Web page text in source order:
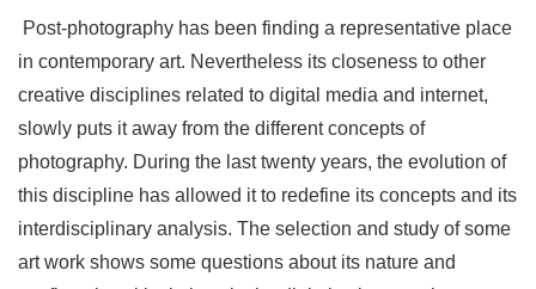
Post-photography has been finding a representative place
in contemporary art. Nevertheless its closeness to other
creative disciplines related to digital media and internet,
slowly puts it away from the different concepts of
photography. During the last twenty years, the evolution of
this discipline has allowed it to redefine its concepts and its
interdisciplinary analysis. The selection and study of some
art work shows some questions about its nature and